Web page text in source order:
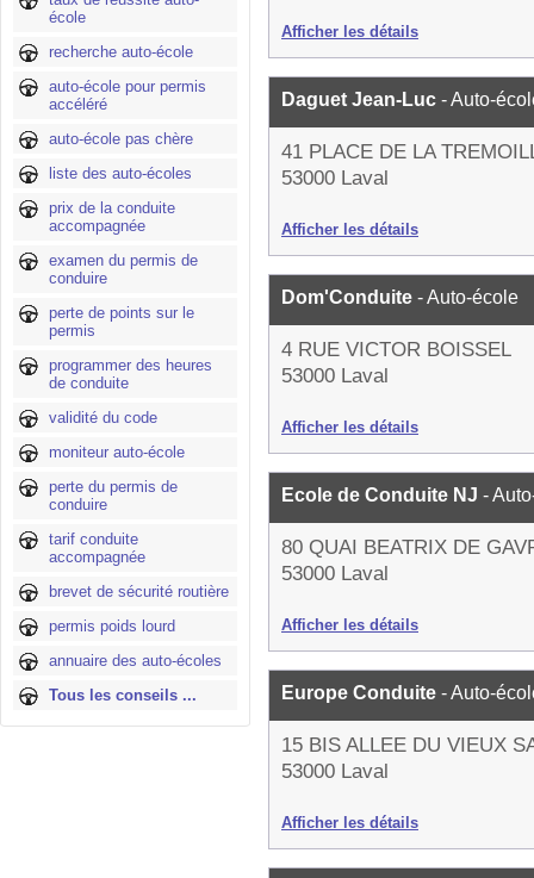
école
recherche auto-école
auto-école pour permis
accéléré
auto-école pas chère
liste des auto-écoles
prix de la conduite
accompagnée
examen du permis de
conduire
perte de points sur le
permis
programmer des heures
de conduite
validité du code
moniteur auto-école
perte du permis de
conduire
tarif conduite
accompagnée
brevet de sécurité routière
permis poids lourd
annuaire des auto-écoles
Tous les conseils ...
Afficher les détails
Daguet Jean-Luc - Auto-
41 PLACE DE LA
53000 Laval
Afficher les détails
Dom'Conduite - Auto-école
4 RUE VICTOR BOISSEL
53000 Laval
Afficher les détails
Ecole de Conduite NJ -
80 QUAI BEATRIX DE
53000 Laval
Afficher les détails
Europe Conduite - Auto-
15 BIS ALLEE DU VIEUX
53000 Laval
Afficher les détails